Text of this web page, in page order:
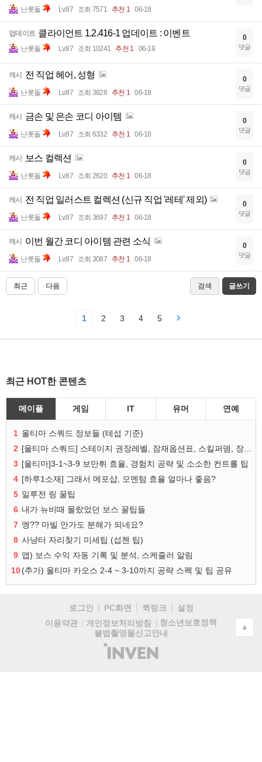
난롯돌 Lv.87 조회 7571 추천 1 06-18
업데이트 클라이언트 1.2.416-1 업데이트 : 이벤트
난롯돌 Lv.87 조회 10241 추천 1 06-18
0
댓글
캐시 전 직업 헤어, 성형
난롯돌 Lv.87 조회 3828 추천 1 06-18
0
댓글
캐시 금손 및 은손 코디 아이템
난롯돌 Lv.87 조회 6332 추천 1 06-18
0
댓글
캐시 보스 컬렉션
난롯돌 Lv.87 조회 2620 추천 1 06-18
0
댓글
캐시 전 직업 일러스트 컬렉션 (신규 직업 '레테' 제외)
난롯돌 Lv.87 조회 3697 추천 1 06-18
0
댓글
캐시 이번 월간 코디 아이템 관련 소식
난롯돌 Lv.87 조회 3087 추천 1 06-18
0
댓글
최근 다음 검색 글쓰기
1 2 3 4 5
최근 HOT한 콘텐츠
메이플 게임 IT 유머 연예
1 울티마 스쿼드 정보들 (테섭 기준)
2
3 [울티마]3-1~3-9 보만튀 효율, 경험치 공략 및 소소한 컨트롤 팁
4 [하루1소재] 그래서 메포샵, 모멘텀 효율 얼마나 좋음?
5 일루전 링 꿀팁
6 내가 뉴비때 몰랐었던 보스 꿀팁들
7 엥?? 마빌 안가도 분해가 되네요?
8 사냥터 자리찾기 미세팁 (섭첸 팁)
9 앱) 보스 수익 자동 기록 및 분석, 스케줄러 알림
10(추가) 울티마 카오스 2-4 ~ 3-10까지 공략 스펙 및 팁 공유
로그인 PC화면 퀵링크
설정
이용약관
개인정보처리방침
청소년보호정책
불법촬영물신고안내
(주)
인
▲